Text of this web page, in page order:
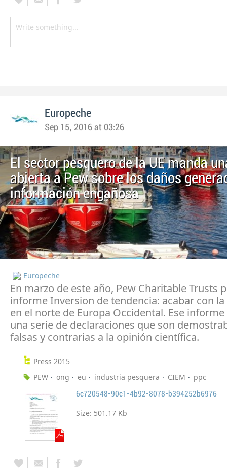
Europeche
Sep 15, 2016 at 03:26
El sector pesquero de la UE manda
abierta a Pew sobre los daños
información engañosa
Europeche
En marzo de este año, Pew Charitable Trusts
informe Inversion de tendencia: acabar con
en el norte de Europa Occidental. Ese
una serie de declaraciones que son
falsas y contrarias a la opinión científica.
Press 2015
PEW
ong eu industria pesquera CIEM ppc
6c720548-90c1-4b92-8078-b394252b6976
Size: 501.17 Kb